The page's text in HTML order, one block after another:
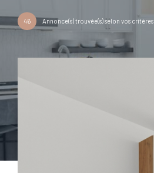
46 Annonce(s) trouvée(s) selon vos critères